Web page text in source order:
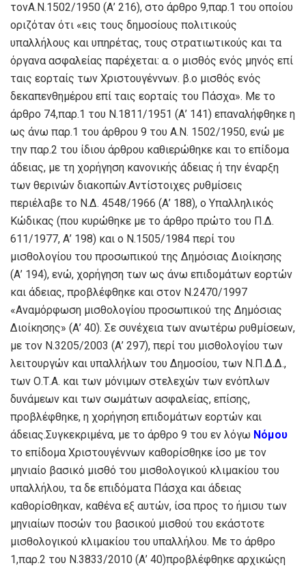
τονΑ.Ν.1502/1950 (Α’ 216), στο άρθρο 9,παρ.1 του οποίου
οριζόταν ότι «εις τους δημοσίους πολιτικούς
υπαλλήλους και υπηρέτας, τους στρατιωτικούς και τα
όργανα ασφαλείας παρέχεται: α. ο μισθός ενός μηνός επί
ταις εορταίς των Χριστουγέννων. β.ο μισθός ενός
δεκαπενθημέρου επί ταις εορταίς του Πάσχα». Με το
άρθρο 74,παρ.1 του Ν.1811/1951 (Α’ 141) επαναλήφθηκε η
ως άνω παρ.1 του άρθρου 9 του Α.Ν. 1502/1950, ενώ με
την παρ.2 του ίδιου άρθρου καθιερώθηκε και το επίδομα
άδειας, με τη χορήγηση κανονικής άδειας ή την έναρξη
των θερινών διακοπών.Αντίστοιχες ρυθμίσεις
περιέλαβε το Ν.Δ. 4548/1966 (Α’ 188), ο Υπαλληλικός
Κώδικας (που κυρώθηκε με το άρθρο πρώτο του Π.Δ.
611/1977, Α’ 198) και ο Ν.1505/1984 περί του
μισθολογίου του προσωπικού της Δημόσιας Διοίκησης
(Α’ 194), ενώ, χορήγηση των ως άνω επιδομάτων εορτών
και άδειας, προβλέφθηκε και στον Ν.2470/1997
«Αναμόρφωση μισθολογίου προσωπικού της Δημόσιας
Διοίκησης» (Α’ 40). Σε συνέχεια των ανωτέρω ρυθμίσεων,
με τον Ν.3205/2003 (Α’ 297), περί του μισθολογίου των
λειτουργών και υπαλλήλων του Δημοσίου, των Ν.Π.Δ.Δ.,
των Ο.Τ.Α. και των μόνιμων στελεχών των ενόπλων
δυνάμεων και των σωμάτων ασφαλείας, επίσης,
προβλέφθηκε, η χορήγηση επιδομάτων εορτών και
άδειας.Συγκεκριμένα, με το άρθρο 9 του εν λόγω Νόμου
το επίδομα Χριστουγέννων καθορίσθηκε ίσο με τον
μηνιαίο βασικό μισθό του μισθολογικού κλιμακίου του
υπαλλήλου, τα δε επιδόματα Πάσχα και άδειας
καθορίσθηκαν, καθένα εξ αυτών, ίσα προς το ήμισυ των
μηνιαίων ποσών του βασικού μισθού του εκάστοτε
μισθολογικού κλιμακίου του υπαλλήλου. Με το άρθρο
1,παρ.2 του Ν.3833/2010 (Α’ 40)προβλέφθηκε αρχικώςη